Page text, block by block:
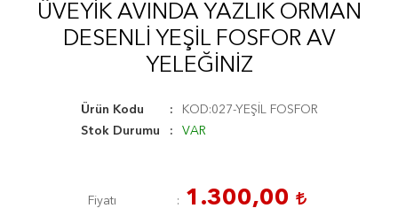
ÜVEYİK AVINDA YAZLIK ORMAN
DESENLİ YEŞİL FOSFOR AV
YELEĞİNİZ
Ürün Kodu
KOD:027-YEŞİL FOSFOR
Stok Durumu
VAR
Fiyatı 1.300,00